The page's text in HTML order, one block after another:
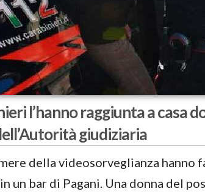
l’hanno raggiunta a casa
giudiziaria
della videosorveglianza hanno
un bar di Pagani. Una donna del